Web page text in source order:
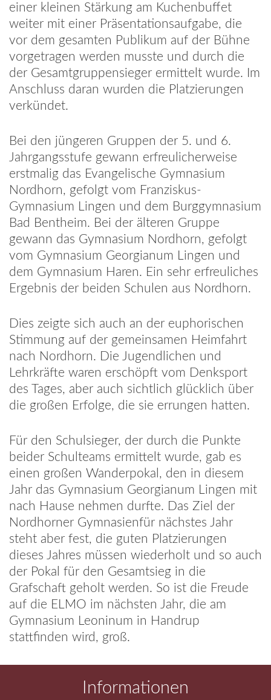
einer kleinen Stärkung am Kuchenbuffet
weiter mit einer Präsentationsaufgabe, die
vor dem gesamten Publikum auf der Bühne
vorgetragen werden musste und durch die
der Gesamtgruppensieger ermittelt wurde. Im
Anschluss daran wurden die Platzierungen
verkündet.
Bei den jüngeren Gruppen der 5. und 6.
Jahrgangsstufe gewann erfreulicherweise
erstmalig das Evangelische Gymnasium
Nordhorn, gefolgt vom Franziskus-
Gymnasium Lingen und dem Burggymnasium
Bad Bentheim. Bei der älteren Gruppe
gewann das Gymnasium Nordhorn, gefolgt
vom Gymnasium Georgianum Lingen und
dem Gymnasium Haren. Ein sehr erfreuliches
Ergebnis der beiden Schulen aus Nordhorn.
Dies zeigte sich auch an der euphorischen
Stimmung auf der gemeinsamen Heimfahrt
nach Nordhorn. Die Jugendlichen und
Lehrkräfte waren erschöpft vom Denksport
des Tages, aber auch sichtlich glücklich über
die großen Erfolge, die sie errungen hatten.
Für den Schulsieger, der durch die Punkte
beider Schulteams ermittelt wurde, gab es
einen großen Wanderpokal, den in diesem
Jahr das Gymnasium Georgianum Lingen mit
nach Hause nehmen durfte. Das Ziel der
Nordhorner Gymnasienfür nächstes Jahr
steht aber fest, die guten Platzierungen
dieses Jahres müssen wiederholt und so auch
der Pokal für den Gesamtsieg in die
Grafschaft geholt werden. So ist die Freude
auf die ELMO im nächsten Jahr, die am
Gymnasium Leoninum in Handrup
stattfinden wird, groß.
Informationen